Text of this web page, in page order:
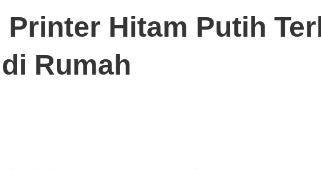
Printer Hitam Putih
Rumah